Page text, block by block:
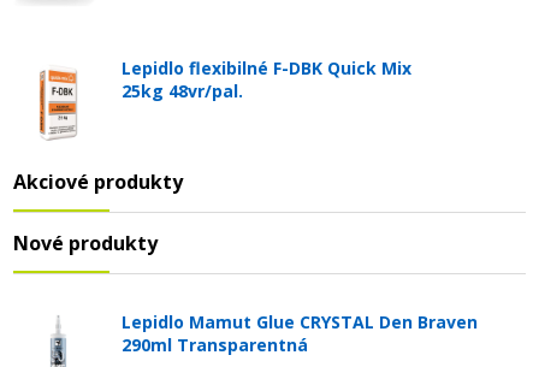
Lepidlo flexibilné F-DBK Quick Mix
25kg 48vr/pal.
Akciové produkty
Nové produkty
Lepidlo Mamut Glue CRYSTAL Den Braven
290ml Transparentná